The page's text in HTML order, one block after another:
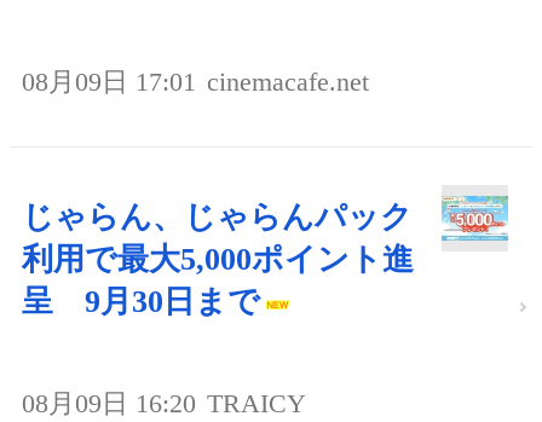
08月09日 17:01 cinemacafe.net
じゃらん、じゃらんパック
利用で最大5,000ポイント進
呈 9月30日まで
08月09日 16:20 TRAICY